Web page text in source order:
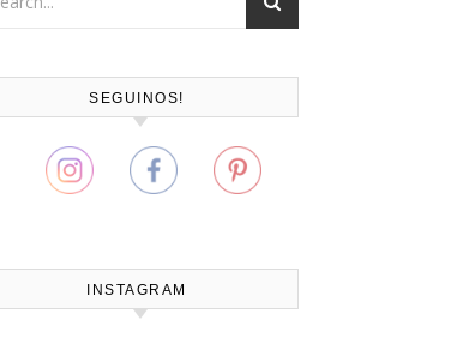
SEGUINOS!
INSTAGRAM